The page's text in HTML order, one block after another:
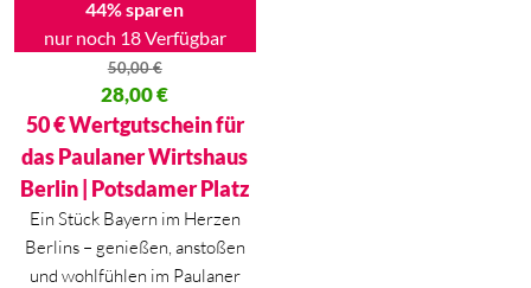
44% sparen
nur noch 18 Verfügbar
50,00€
Ursprünglicher Preis war: 50,00 €
28,00€
Aktueller Preis ist: 28,00 €.
50 € Wertgutschein für
das Paulaner Wirtshaus
Berlin | Potsdamer Platz
Ein Stück Bayern im Herzen
Berlins – genießen, anstoßen
und wohlfühlen im Paulaner